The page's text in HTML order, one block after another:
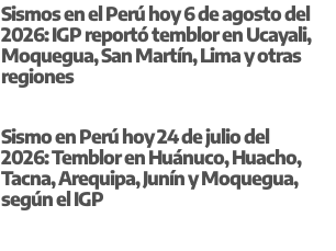
Sismos en el Perú hoy 6 de agosto del
2026: IGP reportó temblor en Ucayali,
Moquegua, San Martín, Lima y otras
regiones
Sismo en Perú hoy 24 de julio del
2026: Temblor en Huánuco, Huacho,
Tacna, Arequipa, Junín y Moquegua,
según el IGP